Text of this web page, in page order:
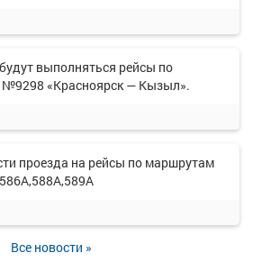
выполняться рейсы по
«Красноярск — Кызыл».
проезда на рейсы по маршрутам
Все новости »